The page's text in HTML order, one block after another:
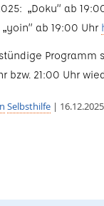
„Doku” ab
„yoin” ab 19:00 Uhr
bzw. 21:00 Uhr
Selbsthilfe|